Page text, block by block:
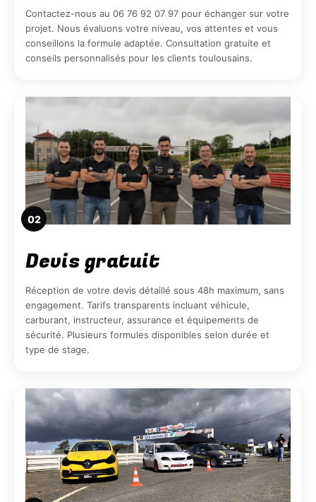
Contactez-nous au 06 76 92 07 97 pour échanger sur votre
projet. Nous évaluons votre niveau, vos attentes et vous
conseillons la formule adaptée. Consultation gratuite et
conseils personnalisés pour les clients toulousains.
02
Devis gratuit
Réception de votre devis détaillé sous 48h maximum, sans
engagement. Tarifs transparents incluant véhicule,
carburant, instructeur, assurance et équipements de
sécurité. Plusieurs formules disponibles selon durée et
type de stage.